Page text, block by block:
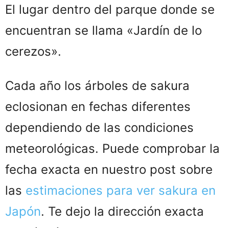
El lugar dentro del parque donde se
encuentran se llama «Jardín de lo
cerezos».
Cada año los árboles de sakura
eclosionan en fechas diferentes
dependiendo de las condiciones
meteorológicas. Puede comprobar la
fecha exacta en nuestro post sobre
las estimaciones para ver sakura en
Japón. Te dejo la dirección exacta